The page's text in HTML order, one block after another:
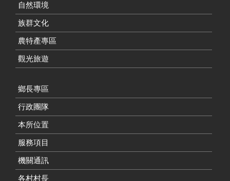
自然環境
族群文化
農特產專區
觀光旅遊
鄉長專區
行政團隊
本所位置
服務項目
機關通訊
各村村長